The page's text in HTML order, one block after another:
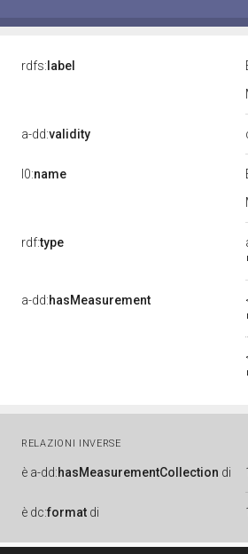
rdfs: label
a-dd:validity
l0:name
rdf:type
a-dd:hasMeasurement
RELAZIONI INVERSE
è a-dd:hasMeasurementCollection di
è dc:format di